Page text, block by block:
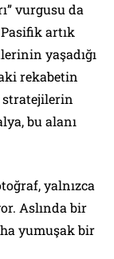
vurgusu da
artık
yaşadığı
rekabetin
stratejilerin
bu alanı
yalnızca
Aslında bir
yumuşak bir